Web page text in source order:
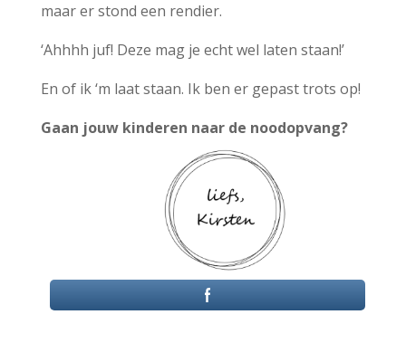
maar er stond een rendier.
‘Ahhhh juf! Deze mag je echt wel laten staan!’
En of ik ‘m laat staan. Ik ben er gepast trots op!
Gaan jouw kinderen naar de noodopvang?